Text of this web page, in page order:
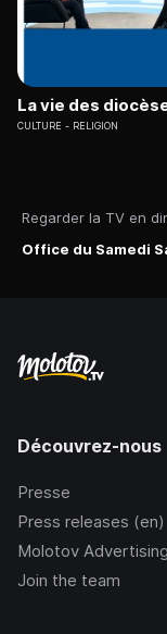
Regarder la TV en
Office du Samedi
La vie des
CULTURE RELIGION
Découvrez-nous
Presse
Press releases (en)
Molotov Advertising
Join the team